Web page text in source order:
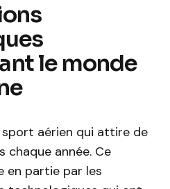
le monde
aérien qui attire de
chaque année. Ce
en partie par les